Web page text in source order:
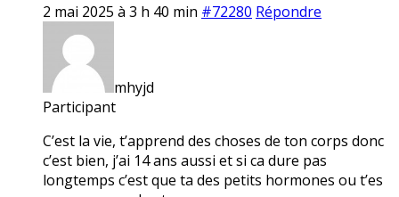
2 mai 2025 à 3 h 40 min #72280 Répondre
mhyjd
Participant
C’est la vie, t’apprend des choses de ton corps donc
c’est bien, j’ai 14 ans aussi et si ca dure pas
longtemps c’est que ta des petits hormones ou t’es